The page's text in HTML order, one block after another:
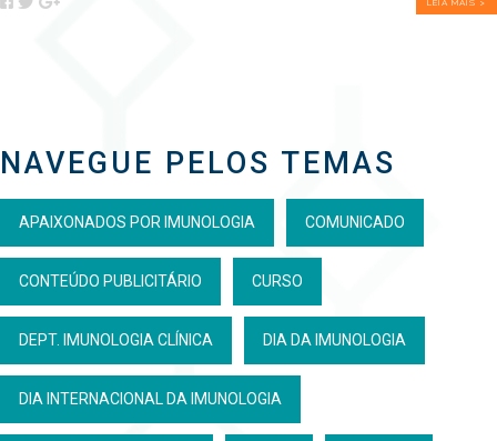
NAVEGUE PELOS TEMAS
APAIXONADOS POR IMUNOLOGIA COMUNICADO
CONTEÚDO PUBLICITÁRIO CURSO
DEPT. IMUNOLOGIA CLÍNICA DIA DA IMUNOLOGIA
DIA INTERNACIONAL DA IMUNOLOGIA